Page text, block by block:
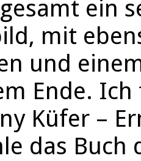
ein
mit
und
Ende.
Küfer –
das Buch